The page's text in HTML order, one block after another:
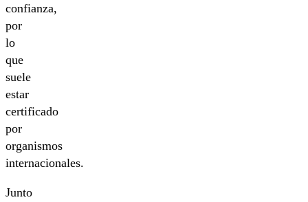
confianza,
por
lo
que
suele
estar
certificado
por
organismos
internacionales.
Junto